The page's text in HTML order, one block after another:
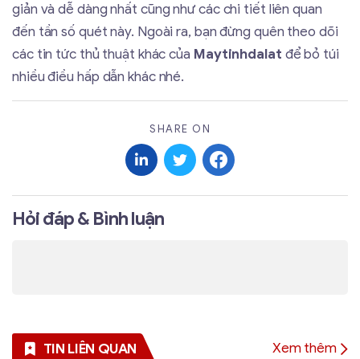
giản và dễ dàng nhất cũng như các chi tiết liên quan
đến tần số quét này. Ngoài ra, bạn đừng quên theo dõi
các tin tức thủ thuật khác của Maytinhdalat để bỏ túi
nhiều điều hấp dẫn khác nhé.
SHARE ON
Hỏi đáp & Bình luận
TIN LIÊN QUAN Xem thêm